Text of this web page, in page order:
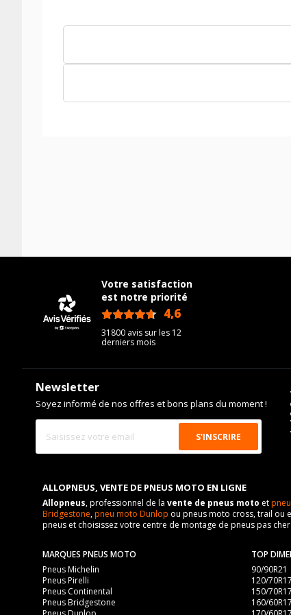
Votre satisfaction
est notre priorité
4,6
31800 avis sur les 12
derniers mois
Newsletter
Soyez informé de nos offres et bons plans du moment !
ALLOPNEUS, VENTE DE PNEUS MOTO EN LIGNE
Allopneus, professionnel de la vente de pneus moto et
Bridgestone,pneu moto Dunlop ou pneus moto cross, trail ou
pneus et choisissez votre centre de montage de pneus pas
MARQUES PNEUS MOTO
Pneus Michelin
Pneus Pirelli
Pneus Continental
Pneus Bridgestone
TOP
90/90R21
120/70R17
150/70R17
160/60R17